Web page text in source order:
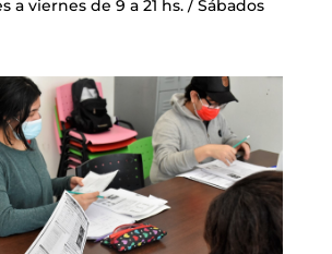
a viernes de 9 a 21 hs. / Sábados